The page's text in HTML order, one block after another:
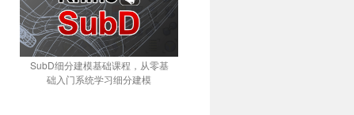
SubD细分建模基础课程，从零基
础入门系统学习细分建模